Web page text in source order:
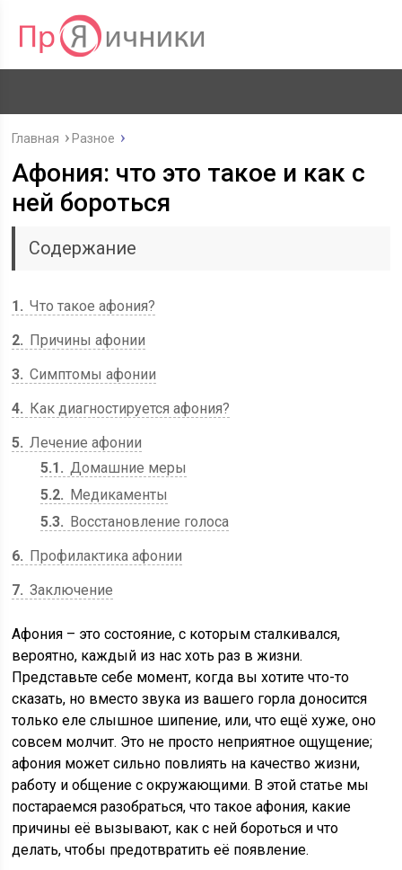
Главная Разное
Афония: что это такое и как с
ней бороться
Содержание
1
Что такое афония?
2
Причины афонии
3 Симптомы афонии
4
Как диагностируется афония?
5 Лечение афонии
5.1
Домашние меры
5.2
Медикаменты
5.3
Восстановление голоса
6
Профилактика афонии
7 Заключение
Афония – это состояние, с которым сталкивался,
вероятно, каждый из нас хоть раз в жизни.
Представьте себе момент, когда вы хотите что-то
сказать, но вместо звука из вашего горла доносится
только еле слышное шипение, или, что ещё хуже, оно
совсем молчит. Это не просто неприятное ощущение;
афония может сильно повлиять на качество жизни,
работу и общение с окружающими. В этой статье мы
постараемся разобраться, что такое афония, какие
причины её вызывают, как с ней бороться и что
делать, чтобы предотвратить её появление.